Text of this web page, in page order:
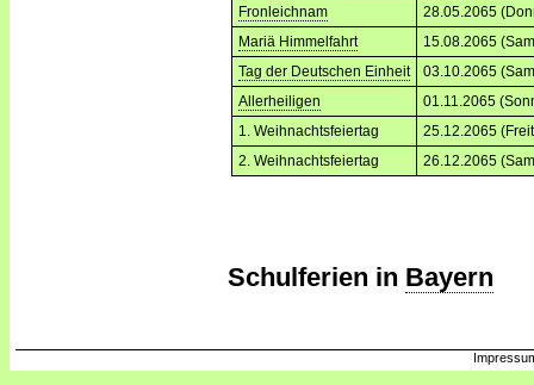
Fronleichnam
28.05.2065
Mariä Himmelfahrt
15.08.2065
Tag der Deutschen Einheit
03.10.2065
Allerheiligen
01.11.2065
1. Weihnachtsfeiertag
25.12.2065
2. Weihnachtsfeiertag
26.12.2065
Schulferien in Bayern